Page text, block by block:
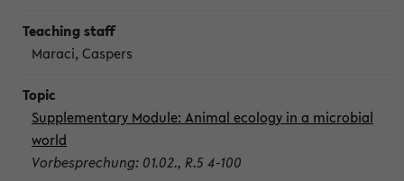
Maraci, Caspers
Supplementary Module: Animal ecology in a microbial
world
Vorbesprechung: 01.02., R.5 4-100